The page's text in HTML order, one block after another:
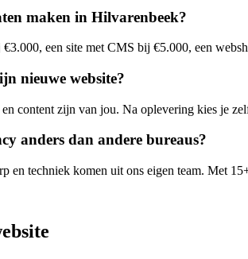
maken in Hilvarenbeek?
een site met CMS bij €5.000, een
nieuwe website?
content zijn van jou. Na oplevering kies je
anders dan andere bureaus?
en techniek komen uit ons eigen team. Met